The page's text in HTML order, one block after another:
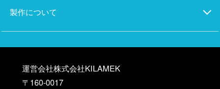
製作について
運営会社株式会社KILAMEK
〒160-0017